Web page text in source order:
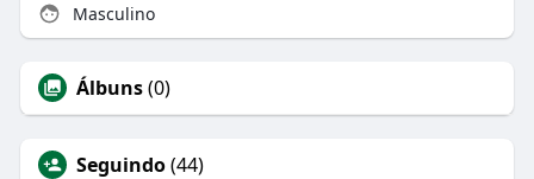
Masculino
Álbuns(0)
Seguindo(44)